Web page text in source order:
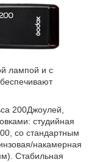
лампой и с
200Джоулей,
студийная
со стандартным
накамерная
Стабильная